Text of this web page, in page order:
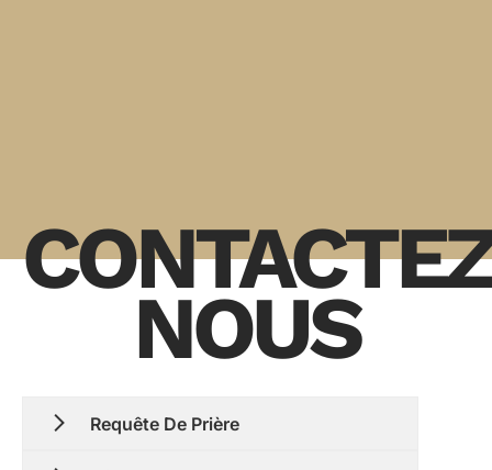
NOUS
Requête De Prière